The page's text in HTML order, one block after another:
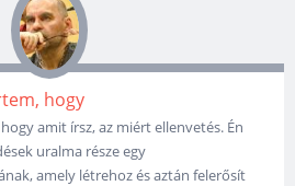
hogy
amit írsz, az miért ellenvetés. Én
uralma része egy
amely létrehoz és aztán felerősít